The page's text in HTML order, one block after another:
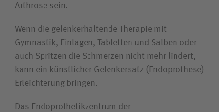
Arthrose sein.
Wenn die gelenkerhaltende Therapie mit
Gymnastik, Einlagen, Tabletten und Salben oder
auch Spritzen die Schmerzen nicht mehr lindert,
kann ein künstlicher Gelenkersatz (Endoprothese)
Erleichterung bringen.
Das Endoprothetikzentrum der